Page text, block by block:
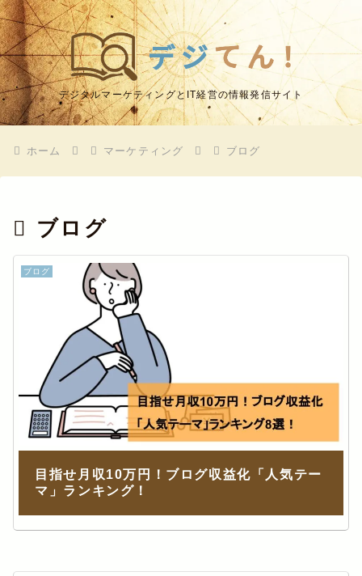
デジタルマーケティングとIT経営の情報発信サイト
ホーム マーケティング ブログ
ブログ
ブログ
目指せ月収10万円！ブログ収益化「人気テー
マ」ランキング！